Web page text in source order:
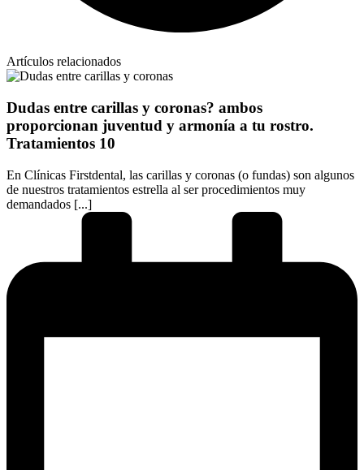
Artículos relacionados
Dudas entre carillas y coronas? ambos
proporcionan juventud y armonía a tu rostro.
Tratamientos 10
En Clínicas Firstdental, las carillas y coronas (o fundas) son algunos
de nuestros tratamientos estrella al ser procedimientos muy
demandados [...]